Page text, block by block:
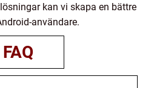
kan vi skapa en bättre
användare.
FAQ